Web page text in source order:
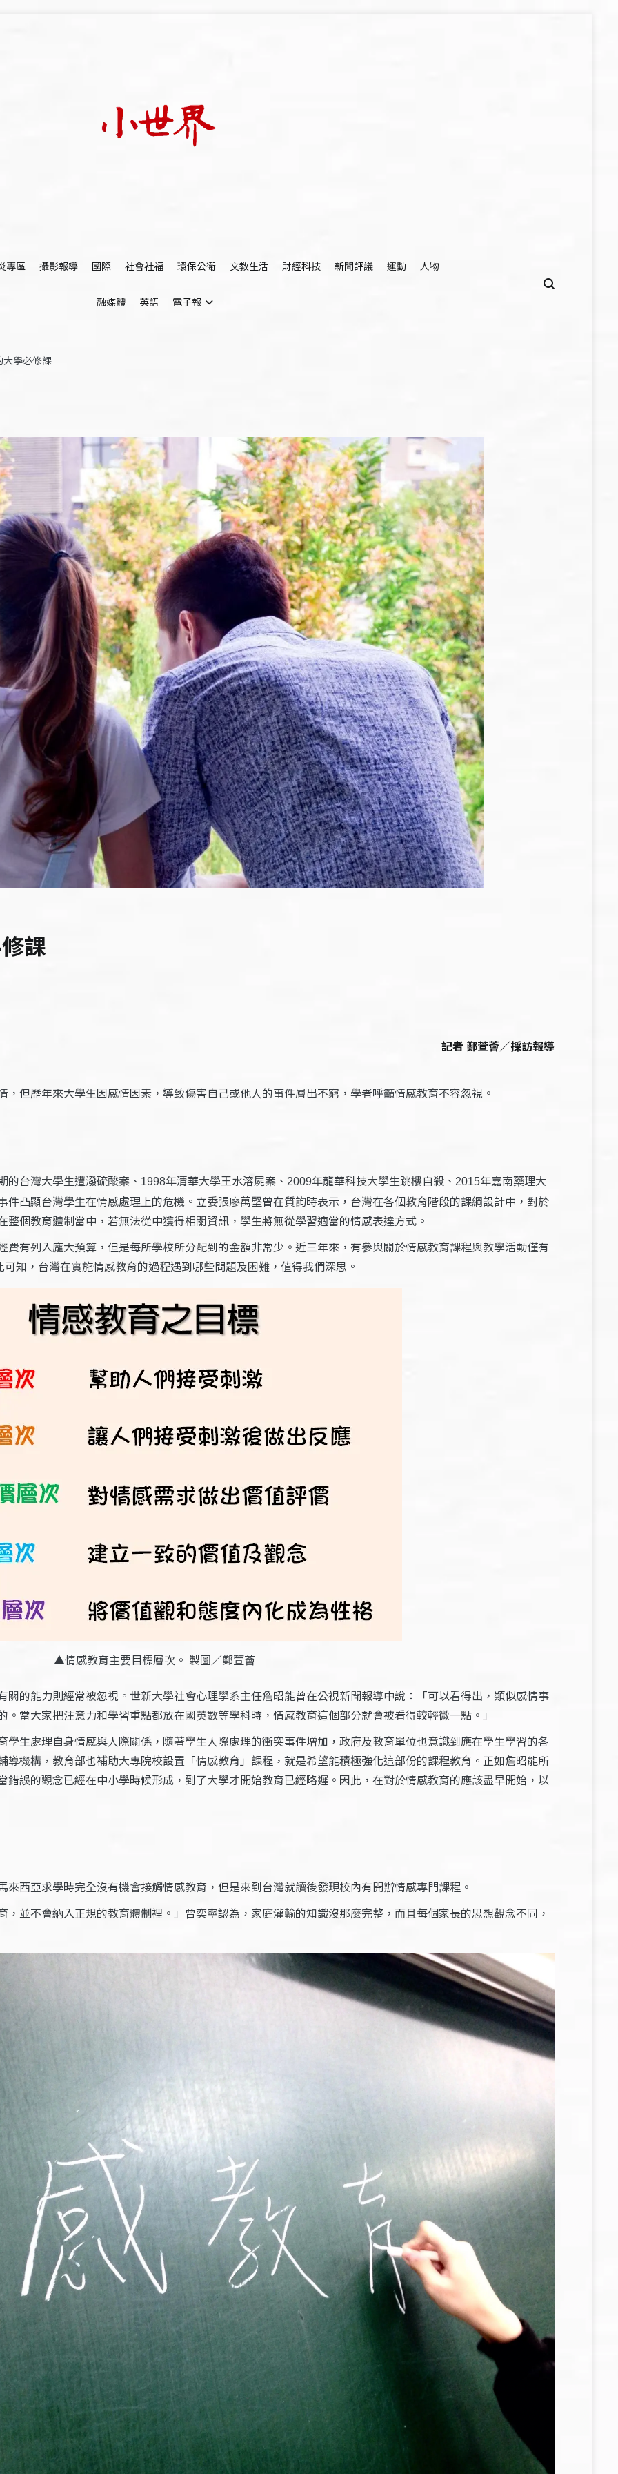
專區
攝影報導 國際 社會社福 環保公衛 文教生活 財經科技 新聞評議 運動 人物
融媒體 英語 電子報
大學必修課
課
記者 鄭萱薈／採訪報導
但歷年來大學生因感情因素，導致傷害自己或他人的事件層出不窮，學者呼籲情感教育不容忽視。
台灣大學生遭潑硫酸案、 1998年清華大學王水溶屍案、 2009年龍華科技大學生跳樓自殺、 2015年嘉南藥理大
凸顯台灣學生在情感處理上的危機。立委張廖萬堅曾在質詢時表示，台灣在各個教育階段的課綱設計中，對於
個教育體制當中，若無法從中獲得相關資訊，學生將無從學習適當的情感表達方式。
有列入龐大預算，但是每所學校所分配到的金額非常少。近三年來，有參與關於情感教育課程與教學活動僅有
可知，台灣在實施情感教育的過程遇到哪些問題及困難，值得我們深思。
▲情感教育主要目標層次。 製圖／鄭萱薈
的能力則經常被忽視。世新大學社會心理學系主任詹昭能曾在公視新聞報導中說：「可以看得出，類似感情事
當大家把注意力和學習重點都放在國英數等學科時，情感教育這個部分就會被看得較輕微一點。」
生處理自身情感與人際關係，隨著學生人際處理的衝突事件增加，政府及教育單位也意識到應在學生學習的各
機構，教育部也補助大專院校設置「情感教育」課程，就是希望能積極強化這部份的課程教育。正如詹昭能所
誤的觀念已經在中小學時候形成，到了大學才開始教育已經略遲。因此，在對於情感教育的應該盡早開始，以
西亞求學時完全沒有機會接觸情感教育，但是來到台灣就讀後發現校內有開辦情感專門課程。
並不會納入正規的教育體制裡。」曾奕寧認為，家庭灌輸的知識沒那麼完整，而且每個家長的思想觀念不同，